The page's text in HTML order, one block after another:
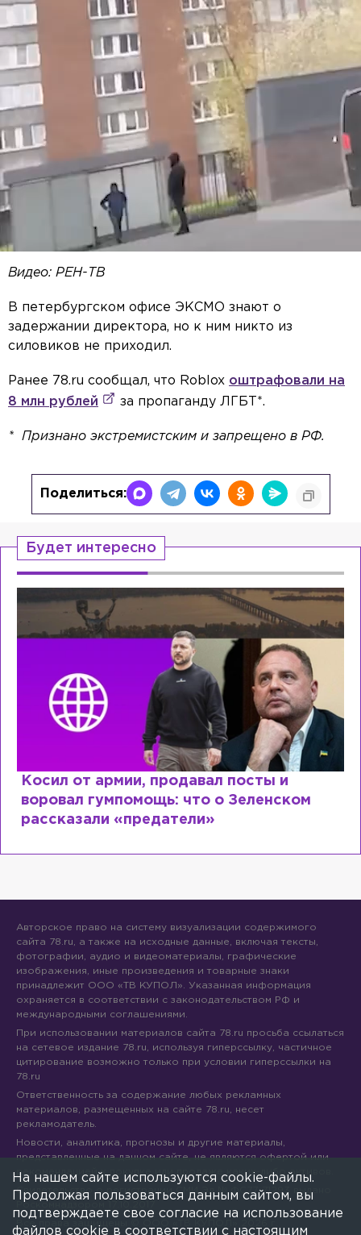
Видео: РЕН-ТВ
В петербургском офисе ЭКСМО знают о
задержании директора, но к ним никто из
силовиков не приходил.
Ранее 78.ru сообщал, что Roblox оштрафовали на
8 млн рублей
за пропаганду ЛГБТ*.
* Признано экстремистским и запрещено в РФ.
Поделиться:
Будет интересно
Косил от армии, продавал посты и
воровал гумпомощь: что о Зеленском
рассказали «предатели»
Авторское право на систему визуализации содержимого
сайта 78.ru, а также на исходные данные, включая тексты,
фотографии, аудио и видеоматериалы, графические
изображения, иные произведения и товарные знаки
принадлежит ООО «ТВ КУПОЛ». Указанная информация
охраняется в соответствии с законодательством РФ и
международными соглашениями.
При использовании материалов сайта 78.ru просьба ссылаться
на сетевое издание 78.ru, используя гиперссылку, частичное
цитирование возможно только при условии гиперссылки на
78.ru
Ответственность за содержание любых рекламных
материалов, размещенных на сайте 78.ru, несет
рекламодатель.
Новости, аналитика, прогнозы и другие материалы,
представленные на данном сайте, не являются офертой или
рекомендацией к покупке или продаже каких-либо активов.
Свидетельство о регистрации СМИ Эл № ФС77-71293 выдано
Все права защищены © ООО «ТВ КУПОЛ»
На нашем сайте используются cookie-файлы.
Продолжая пользоваться данным сайтом, вы
подтверждаете свое согласие на использование
файлов cookie в соответствии с настоящим